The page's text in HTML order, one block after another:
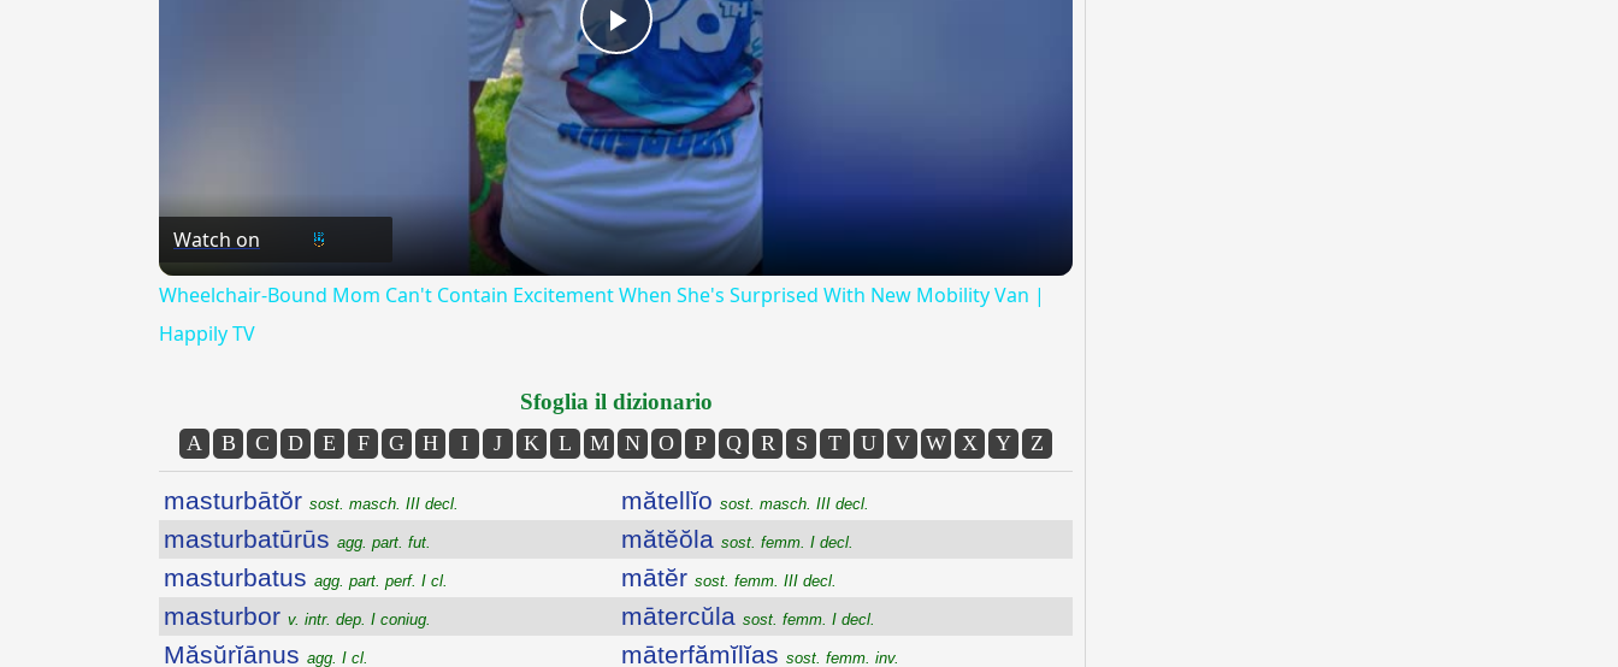
Play
Video
Watch on
Wheelchair-Bound Mom Can't Contain Excitement When She's Surprised With New Mobility Van |
Happily TV
Sfoglia il dizionario
A B C D E F G H I J K L M N O P Q R S T U V W X Y Z
masturbātŏr sost. masch. III decl.
masturbatūrūs agg. part. fut.
masturbatus agg. part. perf. I cl.
masturbor v. intr. dep. I coniug.
Măsŭrĭānus agg. I cl.
mătellĭo sost. masch. III decl.
mătĕŏla sost. femm. I decl.
mātĕr sost. femm. III decl.
mātercŭla sost. femm. I decl.
māterfămĭlĭas sost. femm. inv.